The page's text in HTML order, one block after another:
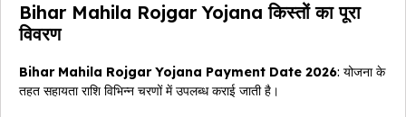
Bihar Mahila Rojgar Yojana किस्तों का पूरा
विवरण
Bihar Mahila Rojgar Yojana Payment Date 2026: योजना के
तहत सहायता राशि विभिन्न चरणों में उपलब्ध कराई जाती है।